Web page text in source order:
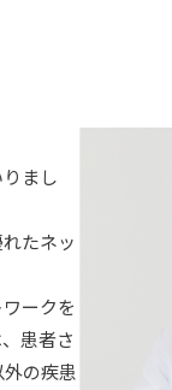
まし
たネッ
ークを
患者さ
の疾患